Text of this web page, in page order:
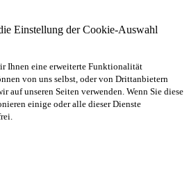
Einstellung der Cookie-Auswahl
Ihnen eine erweiterte Funktionalität
von uns selbst, oder von Drittanbietern
auf unseren Seiten verwenden. Wenn Sie diese
einige oder alle dieser Dienste